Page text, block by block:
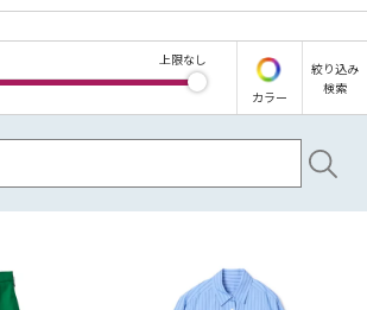
上限なし
カラー
絞り込み
検索